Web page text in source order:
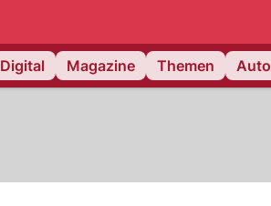
Digital Magazine Themen Auto